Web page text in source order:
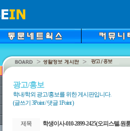
광고/홍보
학내/학외 광고/홍보를 위한 게시판입니다.
(글쓰기 3Point / 댓글 1Point )
제목
학생이사-010-2899-2425(오피스텔.원